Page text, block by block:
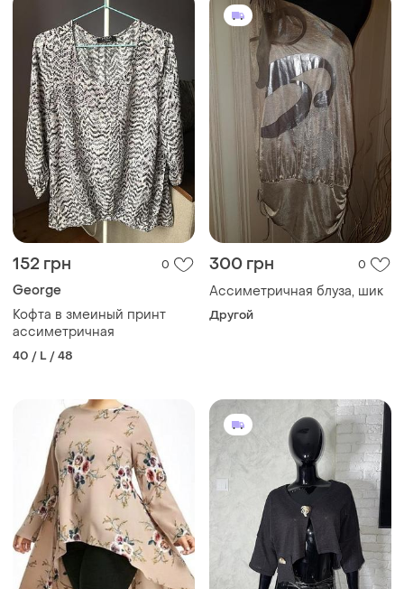
152 грн 0
George
Кофта в змеиный принт
ассиметричная
40 / L / 48
300 грн 0
Ассиметричная блуза, шик
Другой